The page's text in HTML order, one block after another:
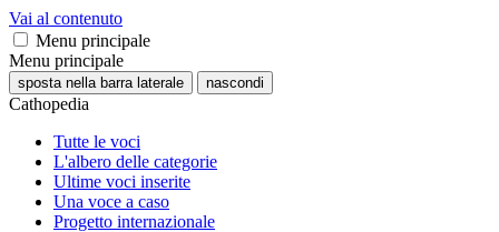
Vai al contenuto
Menu principale
Menu principale
sposta nella barra laterale nascondi
Cathopedia
Tutte le voci
L'albero delle categorie
Ultime voci inserite
Una voce a caso
Progetto internazionale